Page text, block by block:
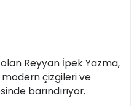
Reyyan İpek Yazma,
çizgileri ve
barındırıyor.